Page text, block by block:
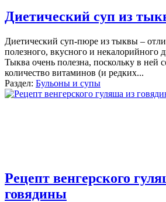
Диетический суп из
Диетический суп-пюре из тыквы –
полезного, вкусного и некалорийного
Тыква очень полезна, поскольку в ней
количество витаминов (и редких...
Раздел: Бульоны и супы
Рецепт венгерского
говядины